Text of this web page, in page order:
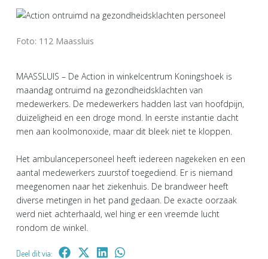
Foto: 112 Maassluis
MAASSLUIS – De Action in winkelcentrum Koningshoek is
maandag ontruimd na gezondheidsklachten van
medewerkers. De medewerkers hadden last van hoofdpijn,
duizeligheid en een droge mond. In eerste instantie dacht
men aan koolmonoxide, maar dit bleek niet te kloppen.
Het ambulancepersoneel heeft iedereen nagekeken en een
aantal medewerkers zuurstof toegediend. Er is niemand
meegenomen naar het ziekenhuis. De brandweer heeft
diverse metingen in het pand gedaan. De exacte oorzaak
werd niet achterhaald, wel hing er een vreemde lucht
rondom de winkel.
Deel dit via: